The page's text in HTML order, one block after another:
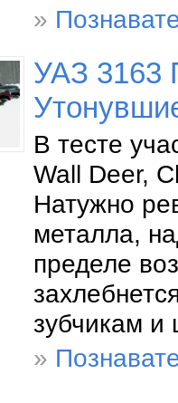
»
УАЗ 3163
В тесте
Wall Deer,
Натужно
металла,
пределе
зубчикам и
»